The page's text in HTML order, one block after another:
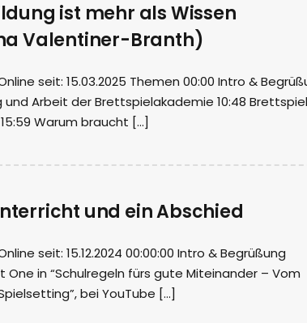
ist mehr als Wissen
Valentiner-Branth)
seit: 15.03.2025 Themen 00:00 Intro &
und Arbeit der Brettspielakademie 10:48
Warum braucht […]
und ein Abschied
seit: 15.12.2024 00:00:00 Intro & Begrüßung
One in “Schulregeln fürs gute Miteinander – Vom
bei YouTube […]